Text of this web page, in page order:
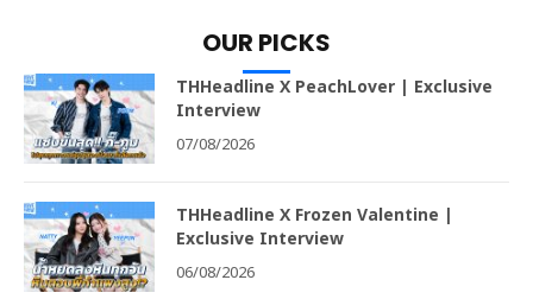
OUR PICKS
THHeadline X PeachLover | Exclusive
Interview
07/08/2026
THHeadline X Frozen Valentine |
Exclusive Interview
06/08/2026